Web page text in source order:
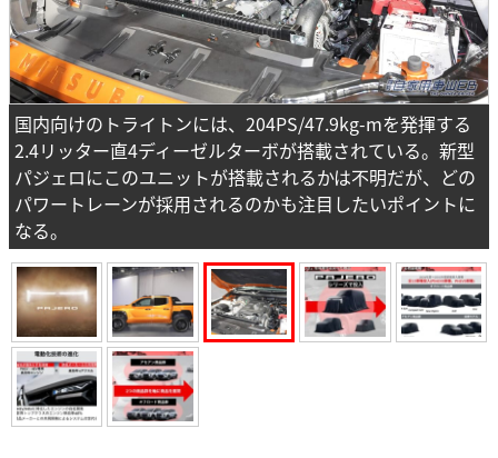
国内向けのトライトンには、204PS/47.9kg-mを発揮する
2.4リッター直4ディーゼルターボが搭載されている。新型
パジェロにこのユニットが搭載されるかは不明だが、どの
パワートレーンが採用されるのかも注目したいポイントに
なる。